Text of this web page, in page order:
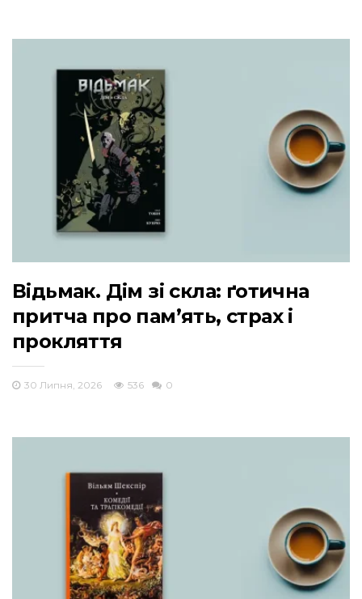
Відьмак. Дім зі скла: ґотична
притча про пам’ять, страх і
прокляття
30 Липня, 2026 536 0